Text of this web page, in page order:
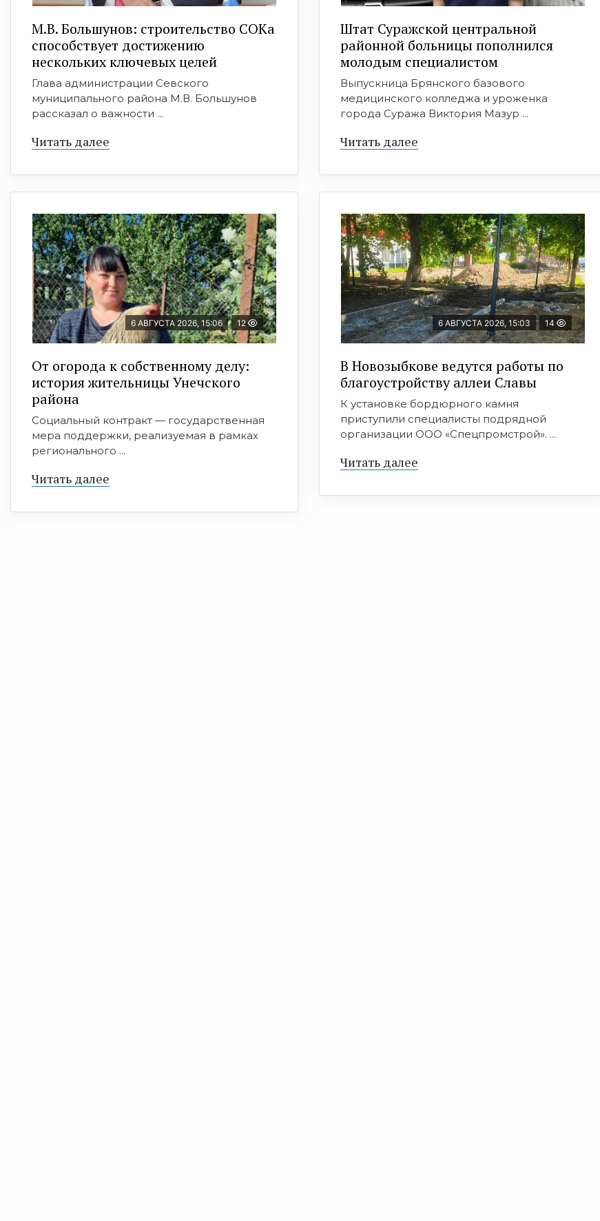
М.В. Большунов: строительство СОКа
способствует достижению
нескольких ключевых целей
Глава администрации Севского
муниципального района М.В. Большунов
рассказал о важности ...
Читать далее
Штат Суражской центральной
районной больницы пополнился
молодым специалистом
Выпускница Брянского базового
медицинского колледжа и уроженка
города Суража Виктория Мазур ...
Читать далее
6 АВГУСТА 2026, 15:06 12
От огорода к собственному делу:
история жительницы Унечского
района
Социальный контракт — государственная
мера поддержки, реализуемая в рамках
регионального ...
Читать далее
6 АВГУСТА 2026, 15:03 14
В Новозыбкове ведутся работы по
благоустройству аллеи Славы
К установке бордюрного камня
приступили специалисты подрядной
организации ООО «Спецпромстрой». ...
Читать далее